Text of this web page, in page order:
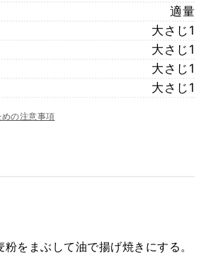
適量
大さじ1
大さじ1
大さじ1
大さじ1
の注意事項
をまぶして油で揚げ焼きにする。